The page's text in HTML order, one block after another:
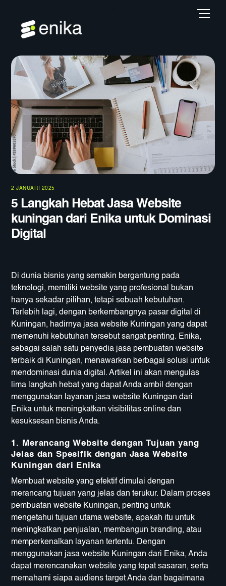
content
2 JANUARI 2025
5 Langkah Hebat Jasa Website
kuningan dari Enika untuk Dominasi
Digital
Di dunia bisnis yang semakin bergantung pada
teknologi, memiliki website yang profesional bukan
hanya sekadar pilihan, tetapi sebuah kebutuhan.
Terlebih lagi, dengan berkembangnya pasar digital di
Kuningan, hadirnya jasa website Kuningan yang dapat
memenuhi kebutuhan tersebut sangat penting. Enika,
sebagai salah satu penyedia jasa pembuatan website
terbaik di Kuningan, menawarkan berbagai solusi untuk
mendominasi dunia digital. Artikel ini akan mengulas
lima langkah hebat yang dapat Anda ambil dengan
menggunakan layanan jasa website Kuningan dari
Enika untuk meningkatkan visibilitas online dan
kesuksesan bisnis Anda.
1. Merancang Website dengan Tujuan yang
Jelas dan Spesifik dengan Jasa Website
Kuningan dari Enika
Membuat website yang efektif dimulai dengan
merancang tujuan yang jelas dan terukur. Dalam proses
pembuatan website Kuningan, penting untuk
mengetahui tujuan utama website, apakah itu untuk
meningkatkan penjualan, membangun branding, atau
memperkenalkan layanan tertentu. Dengan
menggunakan jasa website Kuningan dari Enika, Anda
dapat merencanakan website yang tepat sasaran, serta
memahami siapa audiens target Anda dan bagaimana